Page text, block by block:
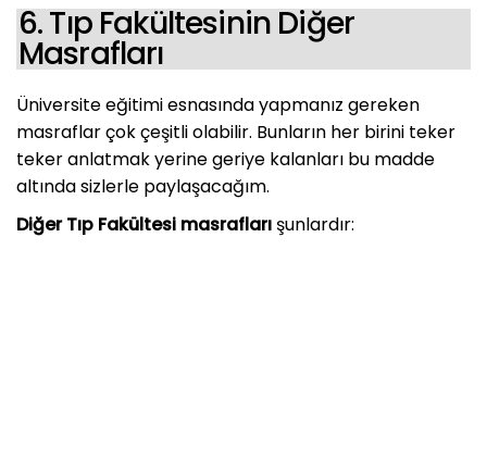
6. Tıp Fakültesinin Diğer
Masrafları
Üniversite eğitimi esnasında yapmanız gereken
masraflar çok çeşitli olabilir. Bunların her birini teker
teker anlatmak yerine geriye kalanları bu madde
altında sizlerle paylaşacağım.
Diğer Tıp Fakültesi masraflarışunlardır: